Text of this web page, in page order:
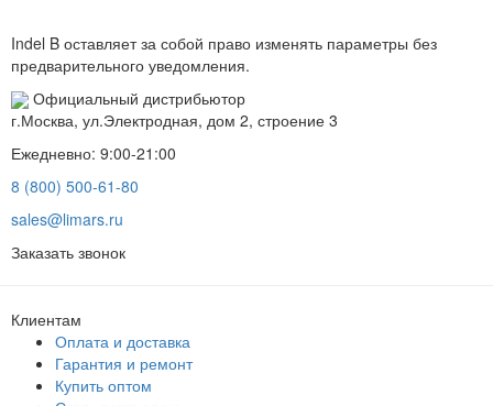
Indel B оставляет за собой право изменять параметры без
предварительного уведомления.
Официальный дистрибьютор
г.Москва, ул.Электродная, дом 2, строение 3
Ежедневно: 9:00-21:00
8 (800) 500-61-80
sales@limars.ru
Заказать звонок
Клиентам
Оплата и доставка
Гарантия и ремонт
Купить оптом